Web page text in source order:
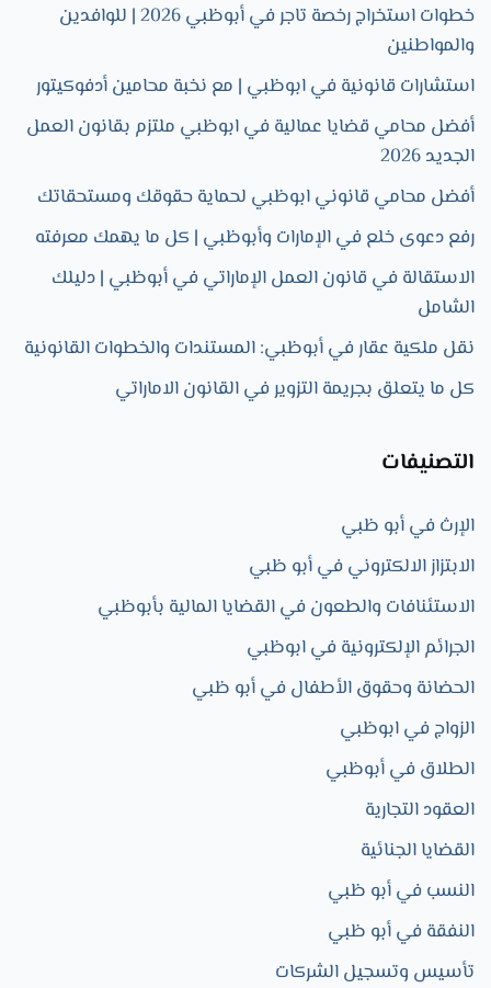
خطوات استخراج رخصة تاجر في أبوظبي 2026 | للوافدين
والمواطنين
استشارات قانونية في ابوظبي | مع نخبة محامين أدفوكيتور
أفضل محامي قضايا عمالية في ابوظبي ملتزم بقانون العمل
الجديد 2026
أفضل محامي قانوني ابوظبي لحماية حقوقك ومستحقاتك
رفع دعوى خلع في الإمارات وأبوظبي | كل ما يهمك معرفته
الاستقالة في قانون العمل الإماراتي في أبوظبي | دليلك
الشامل
نقل ملكية عقار في أبوظبي: المستندات والخطوات القانونية
كل ما يتعلق بجريمة التزوير في القانون الاماراتي
التصنيفات
الإرث في أبو ظبي
الابتزاز الالكتروني في أبو ظبي
الاستئنافات والطعون في القضايا المالية بأبوظبي
الجرائم الإلكترونية في ابوظبي
الحضانة وحقوق الأطفال في أبو ظبي
الزواج في ابوظبي​
الطلاق في أبوظبي
العقود التجارية​
القضايا الجنائية
النسب في أبو ظبي
النفقة في أبو ظبي
تأسيس وتسجيل الشركات